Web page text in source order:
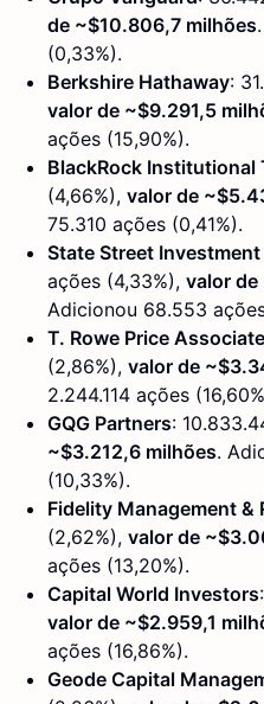
de ~$10.806,7 milhões
(0,33%).
Berkshire Hathaway:
valor de ~$9.291,5
ações (15,90%).
BlackRock Institutional
(4,66%), valor de
75.310 ações (0,41%).
State Street
ações (4,33%), valor
Adicionou 68.553
T. Rowe Price
(2,86%), valor de
2.244.114 ações
GQG Partners:
~$3.212,6 milhões.
(10,33%).
Fidelity Management &
(2,62%), valor de
ações (13,20%).
Capital World Investors
valor de ~$2.959,1
ações (16,86%).
Geode Capital